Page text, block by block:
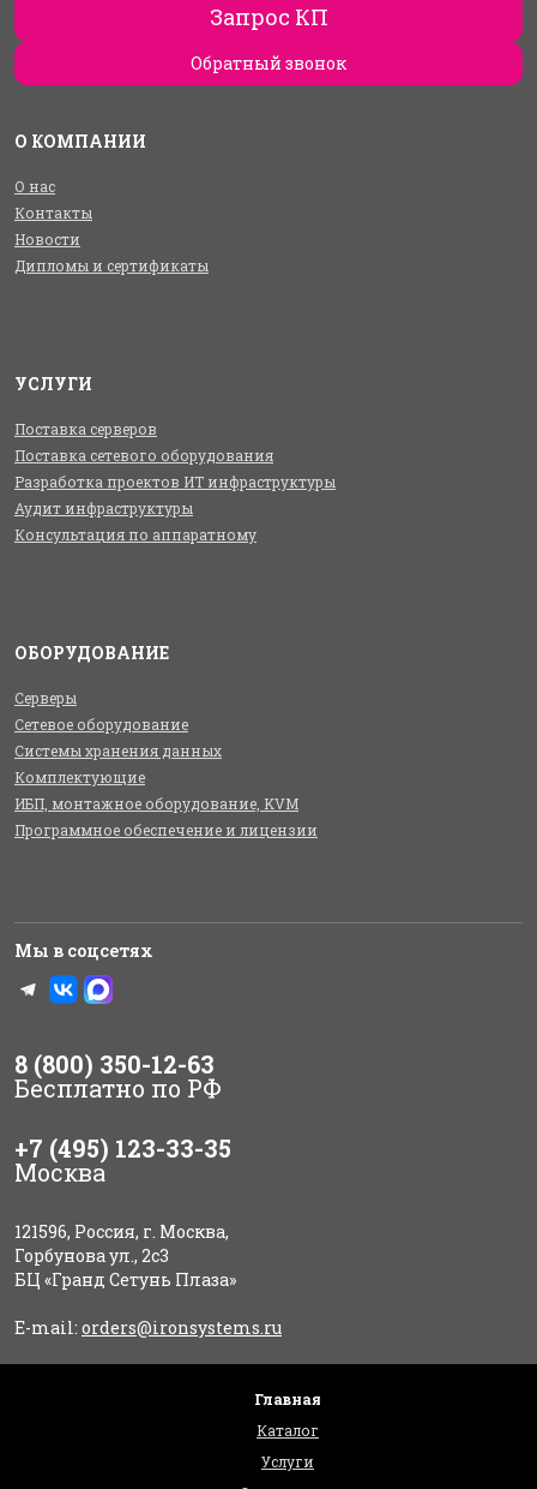
Запрос КП
Обратный звонок
О КОМПАНИИ
О нас
Контакты
Новости
Дипломы и сертификаты
УСЛУГИ
Поставка серверов
Поставка сетевого оборудования
Разработка проектов ИТ инфраструктуры
Аудит инфраструктуры
Консультация по аппаратному
ОБОРУДОВАНИЕ
Серверы
Сетевое оборудование
Системы хранения данных
Комплектующие
ИБП, монтажное оборудование, KVM
Программное обеспечение и лицензии
Мы в соцсетях
8 (800) 350-12-63
Бесплатно по РФ
+7 (495) 123-33-35
Москва
121596, Россия, г. Москва,
Горбунова ул., 2с3
БЦ «Гранд Сетунь Плаза»
E-mail: orders@ironsystems.ru
Главная
Каталог
Услуги